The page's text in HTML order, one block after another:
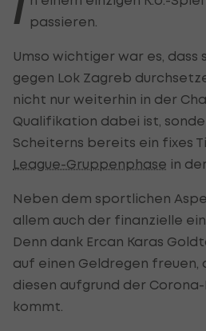
passieren.
Umso wichtiger war es, dass
gegen Lok Zagreb
nicht nur weiterhin in der
Qualifikation dabei ist,
Scheiterns bereits ein fixes
League-Gruppenphase in
Neben dem sportlichen
allem auch der finanzielle
Denn dank Ercan Karas
auf einen Geldregen freuen,
diesen aufgrund der
kommt.